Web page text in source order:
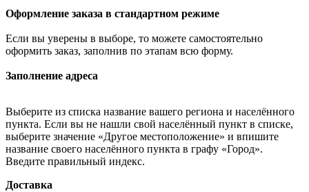
Оформление заказа в стандартном режиме
Если вы уверены в выборе, то можете самостоятельно
оформить заказ, заполнив по этапам всю форму.
Заполнение адреса
Выберите из списка название вашего региона и населённого
пункта. Если вы не нашли свой населённый пункт в списке,
выберите значение «Другое местоположение» и впишите
название своего населённого пункта в графу «Город».
Введите правильный индекс.
Доставка